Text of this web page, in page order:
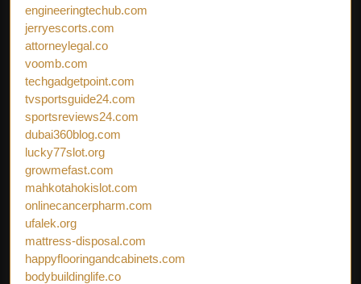
engineeringtechub.com
jerryescorts.com
attorneylegal.co
voomb.com
techgadgetpoint.com
tvsportsguide24.com
sportsreviews24.com
dubai360blog.com
lucky77slot.org
growmefast.com
mahkotahokislot.com
onlinecancerpharm.com
ufalek.org
mattress-disposal.com
happyflooringandcabinets.com
bodybuildinglife.co